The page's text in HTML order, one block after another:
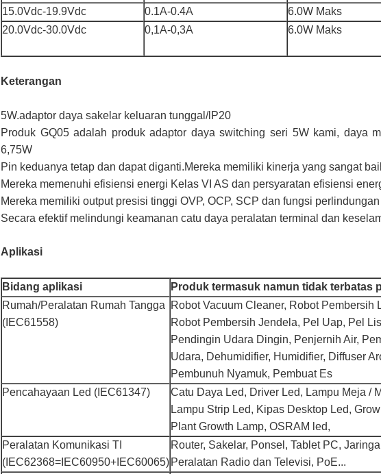
15.0Vdc-19.9Vdc
0.1A-0.4A
6.0W Maks
20.0Vdc-30.0Vdc
0,1A-0,3A 6.0W Maks
Keterangan
5W.adaptor daya sakelar keluaran tunggal/lP20
Produk GQ05 adalah produk adaptor daya switching seri 5W kami, daya
6,75W
Pin keduanya tetap dan dapat diganti.Mereka memiliki kinerja yang sangat
Mereka memenuhi efisiensi energi Kelas VI AS dan persyaratan efisiensi
Mereka memiliki output presisi tinggi OVP, OCP, SCP dan fungsi
Secara efektif melindungi keamanan catu daya peralatan terminal dan
Aplikasi
Bidang aplikasi
Produk termasuk namun tidak terbatas
Rumah/Peralatan Rumah Tangga
(IEC61558)
Robot Vacuum Cleaner, Robot Pembersih
Robot Pembersih Jendela, Pel Uap, Pel
Pendingin Udara Dingin, Penjernih Air,
Udara, Dehumidifier, Humidifier, Diffuser
Pembunuh Nyamuk, Pembuat Es
Pencahayaan Led (IEC61347)
Catu Daya Led, Driver Led, Lampu Meja /
Lampu Strip Led, Kipas Desktop Led,
Plant Growth Lamp, OSRAM led,
Peralatan Komunikasi TI
(IEC62368=IEC60950+IEC60065)
Router, Sakelar, Ponsel, Tablet PC,
Peralatan Radio dan Televisi, PoE...